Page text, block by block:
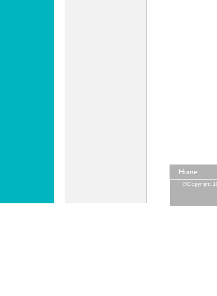
Home
©Copyright